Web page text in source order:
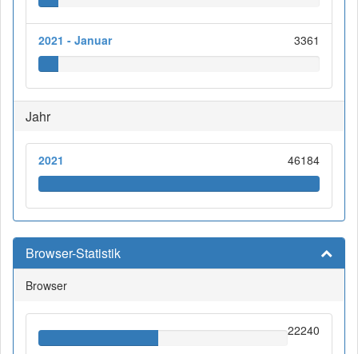
2021 - Januar 3361
Jahr
2021 46184
Browser-Statistik
Browser
22240